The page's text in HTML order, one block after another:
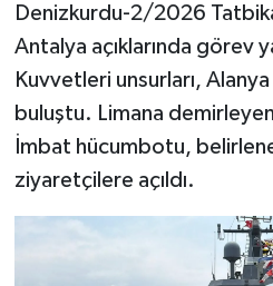
Denizkurdu-2/2026
Antalya açıklarında görev
Kuvvetleri unsurları,
buluştu. Limana
İmbat hücumbotu,
ziyaretçilere açıldı.